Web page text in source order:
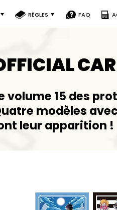
RÈGLES FAQ
volume 15 des
modèles
leur apparition !